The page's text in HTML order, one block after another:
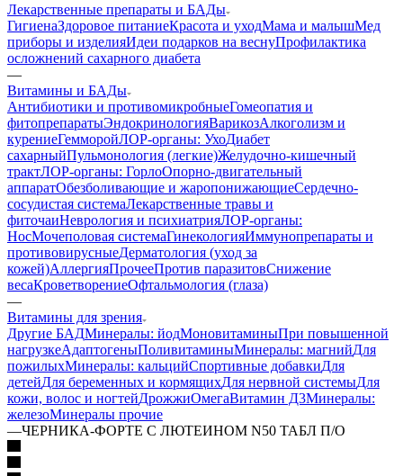
Лекарственные препараты и БАДы
ГигиенаЗдоровое питаниеКрасота и уходМама и малышМед
приборы и изделияИдеи подарков на веснуПрофилактика
осложнений сахарного диабета
—
Витамины и БАДы
Антибиотики и противомикробныеГомеопатия и
фитопрепаратыЭндокринологияВарикозАлкоголизм и
курениеГемморойЛОР-органы: УхоДиабет
сахарныйПульмонология (легкие)Желудочно-кишечный
трактЛОР-органы: ГорлоОпорно-двигательный
аппаратОбезболивающие и жаропонижающиеСердечно-
сосудистая системаЛекарственные травы и
фиточаиНеврология и психиатрияЛОР-органы:
НосМочеполовая системаГинекологияИммунопрепараты и
противовирусныеДерматология (уход за
кожей)АллергияПрочееПротив паразитовСнижение
весаКроветворениеОфтальмология (глаза)
—
Витамины для зрения
Другие БАДМинералы: йодМоновитаминыПри повышенной
нагрузкеАдаптогеныПоливитаминыМинералы: магнийДля
пожилыхМинералы: кальцийСпортивные добавкиДля
детейДля беременных и кормящихДля нервной системыДля
кожи, волос и ногтейДрожжиОмегаВитамин Д3Минералы:
железоМинералы прочие
—ЧЕРНИКА-ФОРТЕ С ЛЮТЕИНОМ N50 ТАБЛ П/О